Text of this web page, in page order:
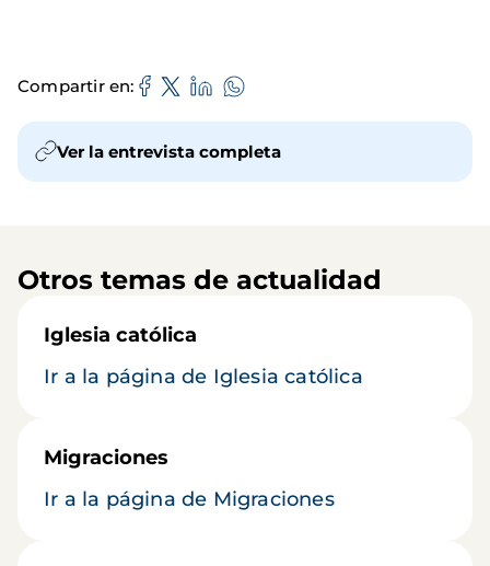
Compartir en
Ver la entrevista completa
Otros temas de actualidad
Iglesia católica
Ir a la página de Iglesia católica
Migraciones
Ir a la página de Migraciones